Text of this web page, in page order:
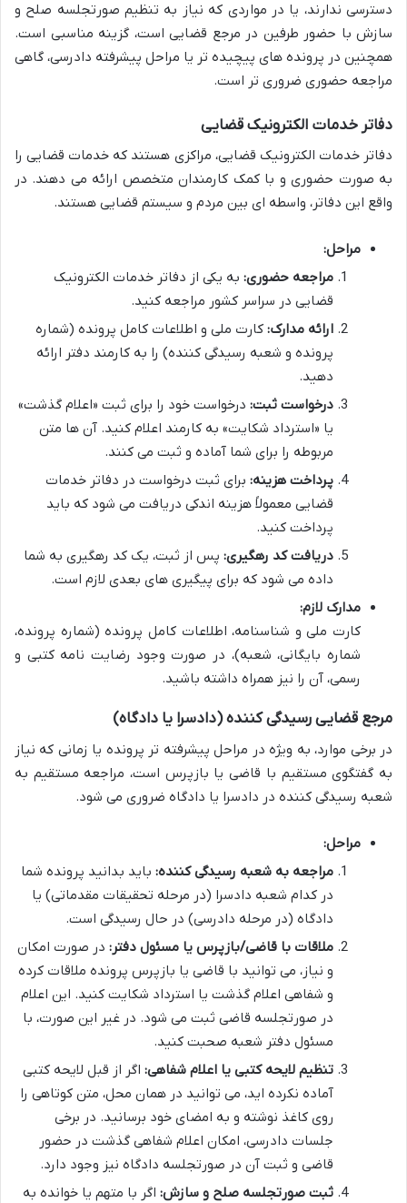
دسترسی ندارند، یا در مواردی که نیاز به تنظیم صورتجلسه صلح و
سازش با حضور طرفین در مرجع قضایی است، گزینه مناسبی است.
همچنین در پرونده های پیچیده تر یا مراحل پیشرفته دادرسی، گاهی
مراجعه حضوری ضروری تر است.
دفاتر خدمات الکترونیک قضایی
دفاتر خدمات الکترونیک قضایی، مراکزی هستند که خدمات قضایی را
به صورت حضوری و با کمک کارمندان متخصص ارائه می دهند. در
واقع این دفاتر، واسطه ای بین مردم و سیستم قضایی هستند.
مراحل:
مراجعه حضوری: به یکی از دفاتر خدمات الکترونیک
قضایی در سراسر کشور مراجعه کنید.
ارائه مدارک: کارت ملی و اطلاعات کامل پرونده (شماره
پرونده و شعبه رسیدگی کننده) را به کارمند دفتر ارائه
دهید.
درخواست ثبت: درخواست خود را برای ثبت «اعلام گذشت»
یا «استرداد شکایت» به کارمند اعلام کنید. آن ها متن
مربوطه را برای شما آماده و ثبت می کنند.
پرداخت هزینه: برای ثبت درخواست در دفاتر خدمات
قضایی معمولاً هزینه اندکی دریافت می شود که باید
پرداخت کنید.
دریافت کد رهگیری: پس از ثبت، یک کد رهگیری به شما
داده می شود که برای پیگیری های بعدی لازم است.
مدارک لازم:
کارت ملی و شناسنامه، اطلاعات کامل پرونده (شماره پرونده،
شماره بایگانی، شعبه)، در صورت وجود رضایت نامه کتبی و
رسمی، آن را نیز همراه داشته باشید.
مرجع قضایی رسیدگی کننده (دادسرا یا دادگاه)
در برخی موارد، به ویژه در مراحل پیشرفته تر پرونده یا زمانی که نیاز
به گفتگوی مستقیم با قاضی یا بازپرس است، مراجعه مستقیم به
شعبه رسیدگی کننده در دادسرا یا دادگاه ضروری می شود.
مراحل:
مراجعه به شعبه رسیدگی کننده: باید بدانید پرونده شما
در کدام شعبه دادسرا (در مرحله تحقیقات مقدماتی) یا
دادگاه (در مرحله دادرسی) در حال رسیدگی است.
ملاقات با قاضی/بازپرس یا مسئول دفتر: در صورت امکان
و نیاز، می توانید با قاضی یا بازپرس پرونده ملاقات کرده
و شفاهی اعلام گذشت یا استرداد شکایت کنید. این اعلام
در صورتجلسه قاضی ثبت می شود. در غیر این صورت، با
مسئول دفتر شعبه صحبت کنید.
تنظیم لایحه کتبی یا اعلام شفاهی: اگر از قبل لایحه کتبی
آماده نکرده اید، می توانید در همان محل، متن کوتاهی را
روی کاغذ نوشته و به امضای خود برسانید. در برخی
جلسات دادرسی، امکان اعلام شفاهی گذشت در حضور
قاضی و ثبت آن در صورتجلسه دادگاه نیز وجود دارد.
ثبت صورتجلسه صلح و سازش: اگر با متهم یا خوانده به